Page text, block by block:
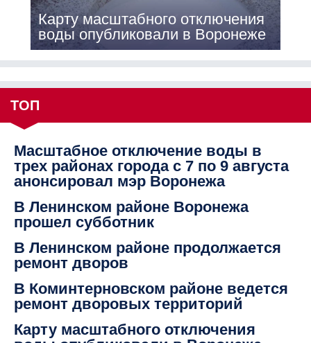
Карту масштабного отключения
воды опубликовали в Воронеже
ТОП
Масштабное отключение воды в
трех районах города с 7 по 9 августа
анонсировал мэр Воронежа
В Ленинском районе Воронежа
прошел субботник
В Ленинском районе продолжается
ремонт дворов
В Коминтерновском районе ведется
ремонт дворовых территорий
Карту масштабного отключения